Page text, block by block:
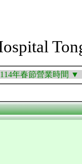
年春節營業時間